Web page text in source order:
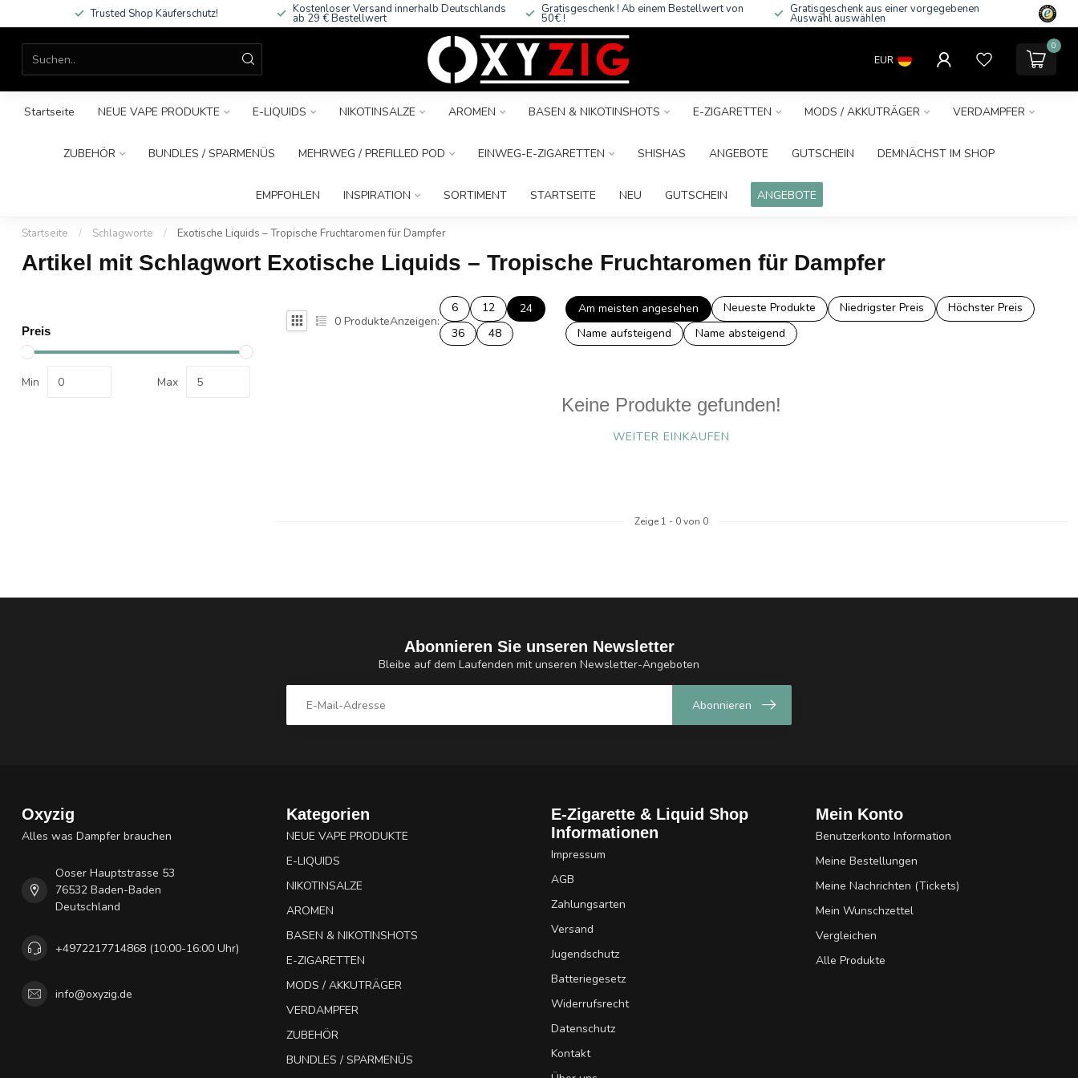
Trusted Shop Käuferschutz! Kostenloser Versand innerhalb Deutschlands
ab 29 € Bestellwert
Gratisgeschenk ! Ab einem Bestellwert von
50€ !
Gratisgeschenk aus einer vorgegebenen
Auswahl auswählen
EUR
0
Startseite NEUE VAPE PRODUKTE E-LIQUIDS NIKOTINSALZE AROMEN BASEN & NIKOTINSHOTS E-ZIGARETTEN MODS / AKKUTRÄGER VERDAMPFER
ZUBEHÖR BUNDLES / SPARMENÜS MEHRWEG / PREFILLED POD EINWEG-E-ZIGARETTEN SHISHAS ANGEBOTE GUTSCHEIN DEMNÄCHST IM SHOP
EMPFOHLEN INSPIRATION SORTIMENT STARTSEITE NEU GUTSCHEIN ANGEBOTE
Startseite / Schlagworte / Exotische Liquids – Tropische Fruchtaromen für Dampfer
Artikel mit Schlagwort Exotische Liquids – Tropische Fruchtaromen für Dampfer
Preis
Min Max
0 ProdukteAnzeigen:
6 12
24
36
48
Am meisten angesehen Neueste Produkte Niedrigster Preis
Höchster Preis
Name aufsteigend
Name absteigend
Keine Produkte gefunden!
WEITER EINKAUFEN
Zeige 1 - 0von 0
Abonnieren Sie unseren Newsletter
Bleibe auf dem Laufenden mit unseren Newsletter-Angeboten
Abonnieren
Oxyzig
Alles was Dampfer brauchen
Ooser Hauptstrasse 53
76532 Baden-Baden
Deutschland
+4972217714868 (10:00-16:00 Uhr)
info@oxyzig.de
Kategorien
NEUE VAPE PRODUKTE
E-LIQUIDS
NIKOTINSALZE
AROMEN
BASEN & NIKOTINSHOTS
E-ZIGARETTEN
MODS / AKKUTRÄGER
VERDAMPFER
ZUBEHÖR
BUNDLES / SPARMENÜS
E-Zigarette & Liquid Shop
Informationen
Impressum
AGB
Zahlungsarten
Versand
Jugendschutz
Batteriegesetz
Widerrufsrecht
Datenschutz
Kontakt
Mein Konto
Benutzerkonto Information
Meine Bestellungen
Meine Nachrichten (Tickets)
Mein Wunschzettel
Vergleichen
Alle Produkte